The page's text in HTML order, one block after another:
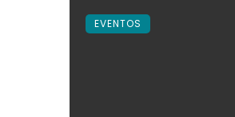
EVENTOS